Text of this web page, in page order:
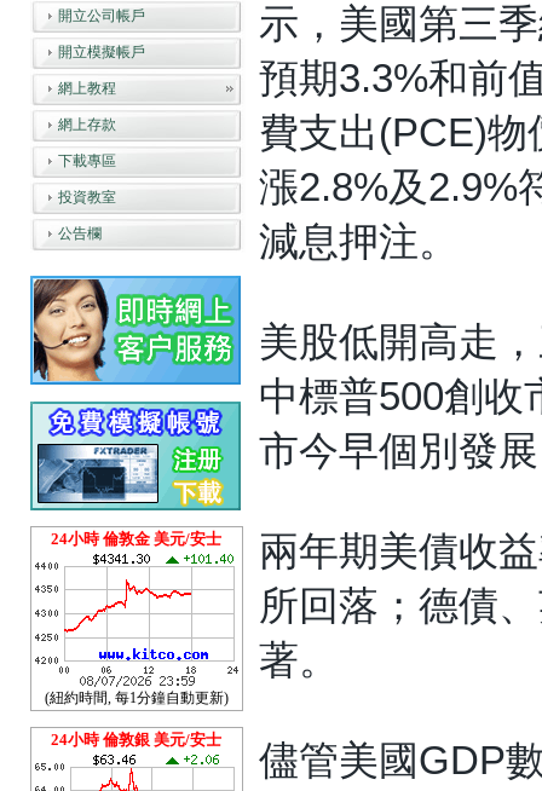
開立公司帳戶
開立模擬帳戶
網上教程
網上存款
下載專區
投資教室
公告欄
24小時 倫敦金 美元/安士
(紐約時間, 每1分鐘自動更新)
24小時 倫敦銀 美元/安士
示，美國第三
預期3.3%和前
費支出(PCE)
漲2.8%及2.9%
減息押注。
美股低開高走
中標普500創收
市今早個別發
兩年期美債收
所回落；德債
著。
儘管美國GDP